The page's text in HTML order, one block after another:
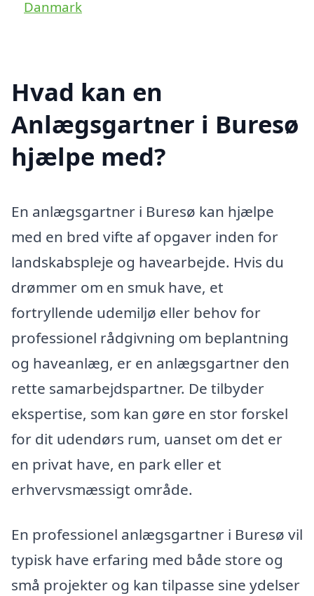
Danmark
Hvad kan en
Anlægsgartner i Buresø
hjælpe med?
En anlægsgartner i Buresø kan hjælpe
med en bred vifte af opgaver inden for
landskabspleje og havearbejde. Hvis du
drømmer om en smuk have, et
fortryllende udemiljø eller behov for
professionel rådgivning om beplantning
og haveanlæg, er en anlægsgartner den
rette samarbejdspartner. De tilbyder
ekspertise, som kan gøre en stor forskel
for dit udendørs rum, uanset om det er
en privat have, en park eller et
erhvervsmæssigt område.
En professionel anlægsgartner i Buresø vil
typisk have erfaring med både store og
små projekter og kan tilpasse sine ydelser